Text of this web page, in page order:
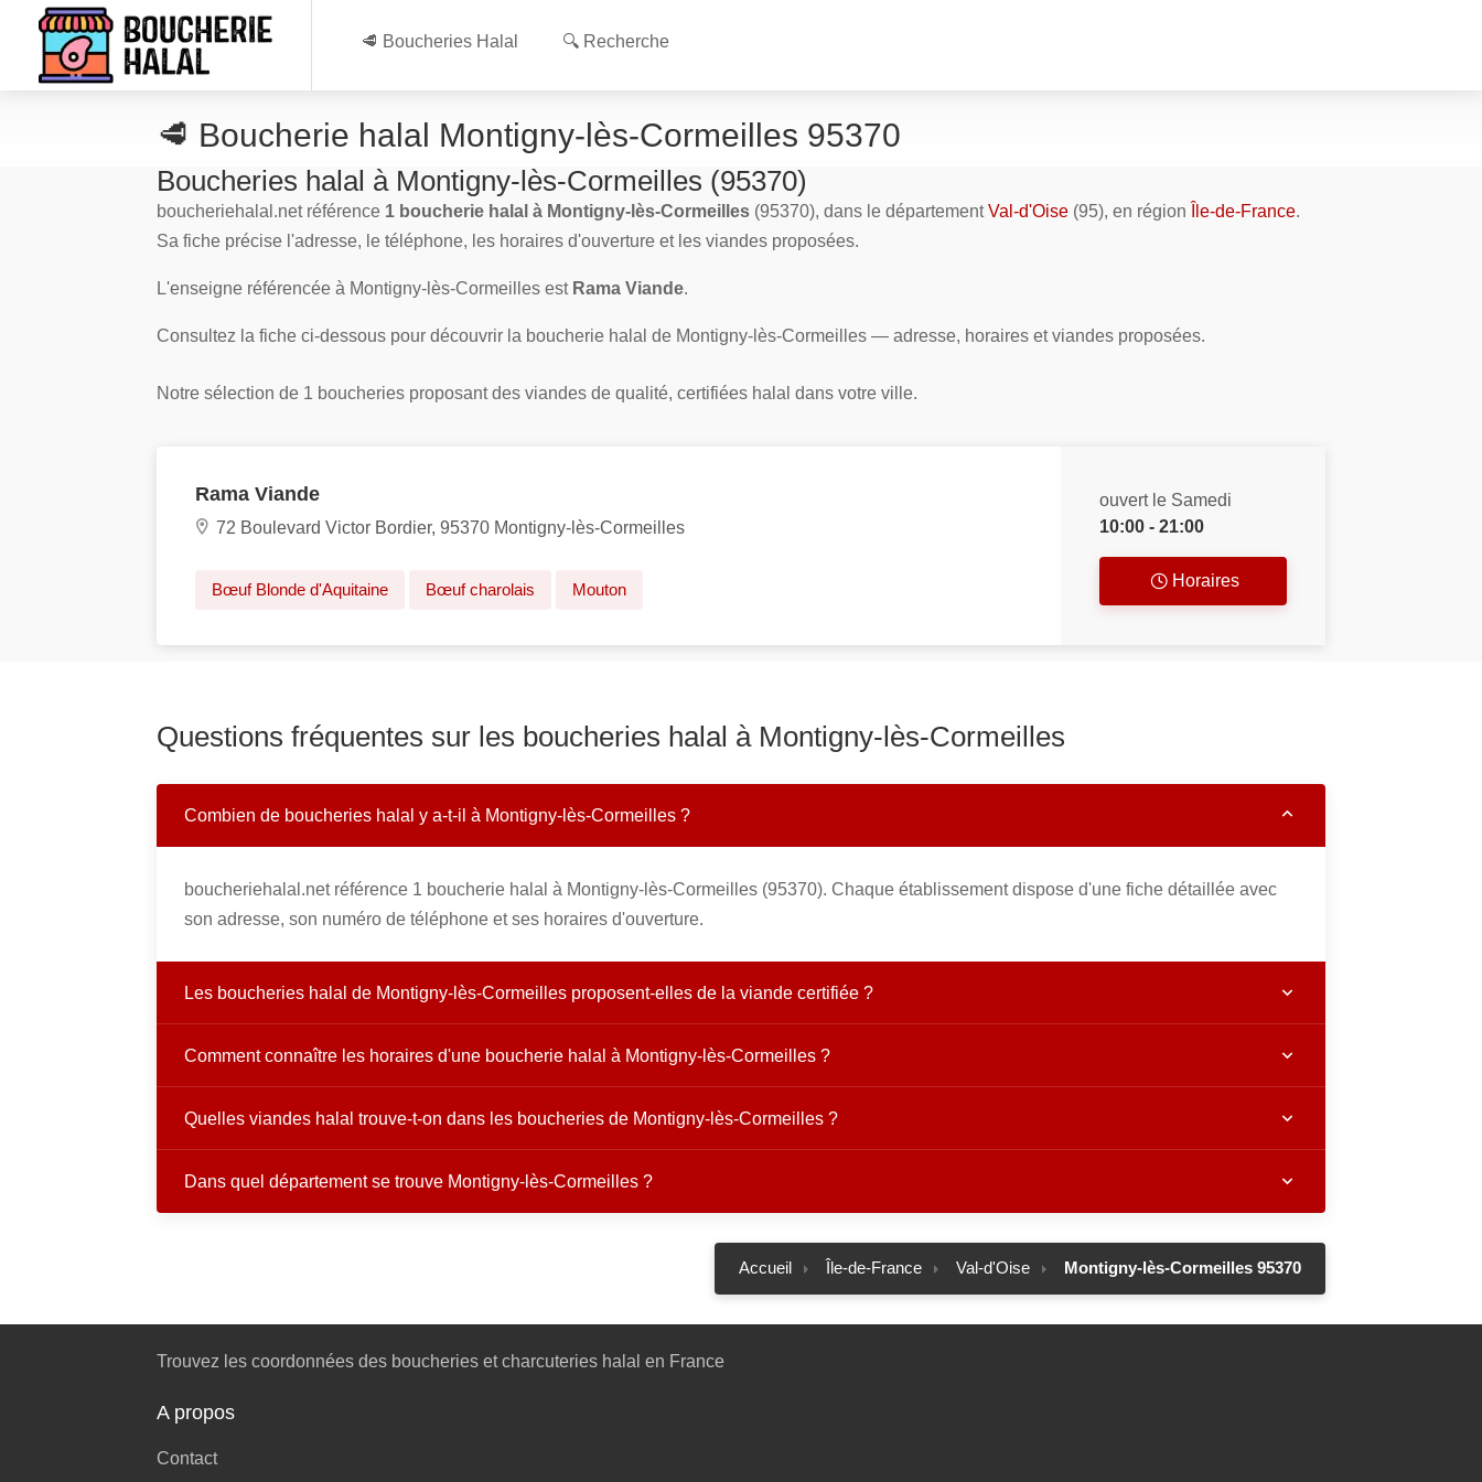
🥩 Boucheries Halal 🔍 Recherche
🥩 Boucherie halal Montigny-lès-Cormeilles 95370
Boucheries halal à Montigny-lès-Cormeilles (95370)
boucheriehalal.net référence 1 boucherie halal à Montigny-lès-Cormeilles (95370), dans le départementVal-d'Oise (95), en région Île-de-France.
Sa fiche précise l'adresse, le téléphone, les horaires d'ouverture et les viandes proposées.
L'enseigne référencée à Montigny-lès-Cormeilles est Rama Viande.
Consultez la fiche ci-dessous pour découvrir la boucherie halal de Montigny-lès-Cormeilles — adresse, horaires et viandes proposées.
Notre sélection de 1 boucheries proposant des viandes de qualité, certifiées halal dans votre ville.
Rama Viande
72 Boulevard Victor Bordier, 95370 Montigny-lès-Cormeilles
Bœuf Blonde d'Aquitaine Bœuf charolais Mouton
ouvert le Samedi
10:00 - 21:00
Horaires
Questions fréquentes sur les boucheries halal à Montigny-lès-Cormeilles
Combien de boucheries halal y a-t-il à Montigny-lès-Cormeilles ?
boucheriehalal.net référence 1 boucherie halal à Montigny-lès-Cormeilles (95370). Chaque établissement dispose d'une fiche détaillée avec
son adresse, son numéro de téléphone et ses horaires d'ouverture.
Les boucheries halal de Montigny-lès-Cormeilles proposent-elles de la viande certifiée ?
Comment connaître les horaires d'une boucherie halal à Montigny-lès-Cormeilles ?
Quelles viandes halal trouve-t-on dans les boucheries de Montigny-lès-Cormeilles ?
Dans quel département se trouve Montigny-lès-Cormeilles ?
Accueil Île-de-France Val-d'Oise Montigny-lès-Cormeilles 95370
Trouvez les coordonnées des boucheries et charcuteries halal en France
A propos
Contact